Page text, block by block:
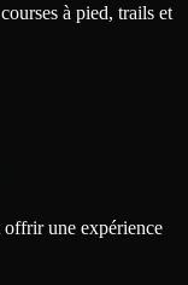
à pied, trails et
une expérience